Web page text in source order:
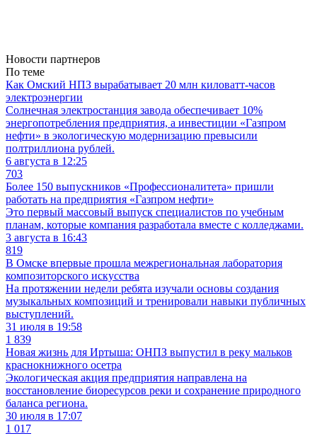
Новости партнеров
По теме
Как Омский НПЗ вырабатывает 20 млн киловатт-часов
электроэнергии
Солнечная электростанция завода обеспечивает 10%
энергопотребления предприятия, а инвестиции «Газпром
нефти» в экологическую модернизацию превысили
полтриллиона рублей.
6 августа в 12:25
703
Более 150 выпускников «Профессионалитета» пришли
работать на предприятия «Газпром нефти»
Это первый массовый выпуск специалистов по учебным
планам, которые компания разработала вместе с колледжами.
3 августа в 16:43
819
В Омске впервые прошла межрегиональная лаборатория
композиторского искусства
На протяжении недели ребята изучали основы создания
музыкальных композиций и тренировали навыки публичных
выступлений.
31 июля в 19:58
1 839
Новая жизнь для Иртыша: ОНПЗ выпустил в реку мальков
краснокнижного осетра
Экологическая акция предприятия направлена на
восстановление биоресурсов реки и сохранение природного
баланса региона.
30 июля в 17:07
1 017